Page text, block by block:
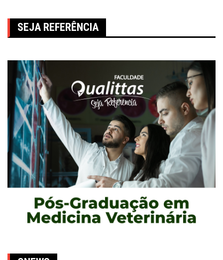
SEJA REFERÊNCIA